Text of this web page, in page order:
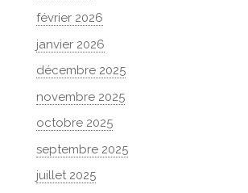
février 2026
janvier 2026
décembre 2025
novembre 2025
octobre 2025
septembre 2025
juillet 2025